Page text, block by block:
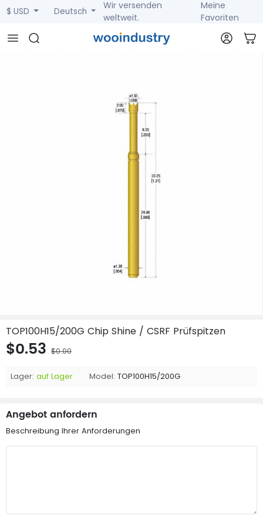
$ USD Deutsch
Wir versenden
weltweit.
Meine
Favoriten
TOP100H15/200G Chip Shine / CSRF Prüfspitzen
$0.53 $0.00
Lager: auf Lager Model: TOP100H15/200G
Angebot anfordern
Beschreibung Ihrer Anforderungen